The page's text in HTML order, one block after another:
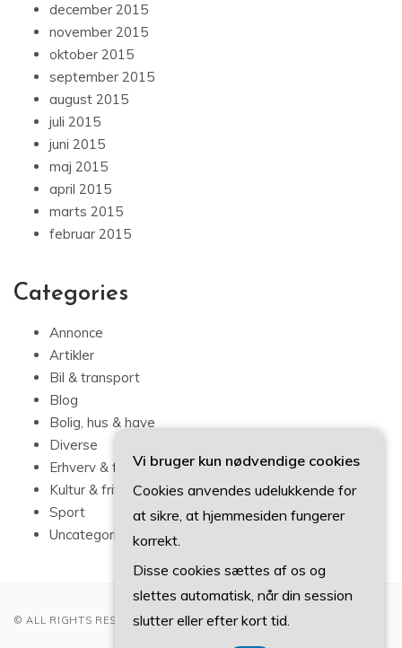
december 2015
november 2015
oktober 2015
september 2015
august 2015
juli 2015
juni 2015
maj 2015
april 2015
marts 2015
februar 2015
Categories
Annonce
Artikler
Bil & transport
Blog
Bolig, hus & have
Diverse
Erhverv & forbrug
Kultur & fritid
Sport
Uncategorized
© ALL RIGHTS RESERVED 2022
Vi bruger kun nødvendige cookies
Cookies anvendes udelukkende for
at sikre, at hjemmesiden fungerer
korrekt.
Disse cookies sættes af os og
slettes automatisk, når din session
slutter eller efter kort tid.